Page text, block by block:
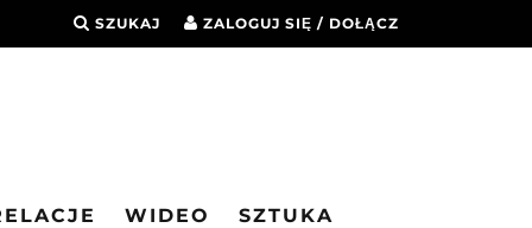
SZUKAJ ZALOGUJ SIĘ / DOŁĄCZ
WIDEO SZTUKA